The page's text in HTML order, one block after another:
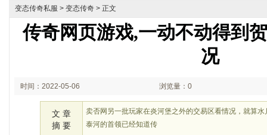
变态传奇私服 > 变态传奇 > 正文
传奇网页游戏,一动不动得到
况
时间：2022-05-06 浏览量：0
文 章
摘 要
卖否网另一批玩家在炎河堡之外的交易区看情况，就算
泰河的首领已经知道传